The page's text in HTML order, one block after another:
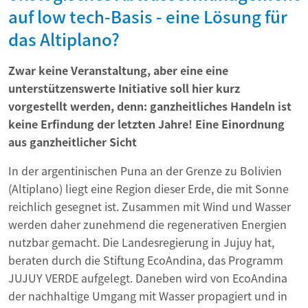
auf low tech-Basis - eine Lösung für
das Altiplano?
Zwar keine Veranstaltung, aber eine eine
unterstützenswerte Initiative soll hier kurz
vorgestellt werden, denn: ganzheitliches Handeln ist
keine Erfindung der letzten Jahre! Eine Einordnung
aus ganzheitlicher Sicht
In der argentinischen Puna an der Grenze zu Bolivien
(Altiplano) liegt eine Region dieser Erde, die mit Sonne
reichlich gesegnet ist. Zusammen mit Wind und Wasser
werden daher zunehmend die regenerativen Energien
nutzbar gemacht. Die Landesregierung in Jujuy hat,
beraten durch die Stiftung EcoAndina, das Programm
JUJUY VERDE aufgelegt. Daneben wird von EcoAndina
der nachhaltige Umgang mit Wasser propagiert und in